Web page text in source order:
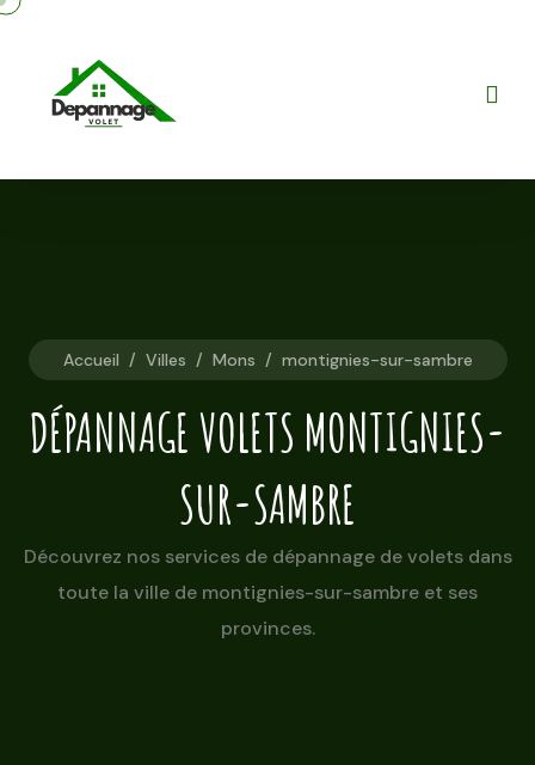
Accueil / Villes / Mons / montignies-sur-sambre
DÉPANNAGE VOLETS MONTIGNIES-
SUR-SAMBRE
Découvrez nos services de dépannage de volets dans
toute la ville de montignies-sur-sambre et ses
provinces.